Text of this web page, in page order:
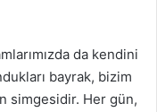
da kendini
bayrak, bizim
simgesidir. Her gün,